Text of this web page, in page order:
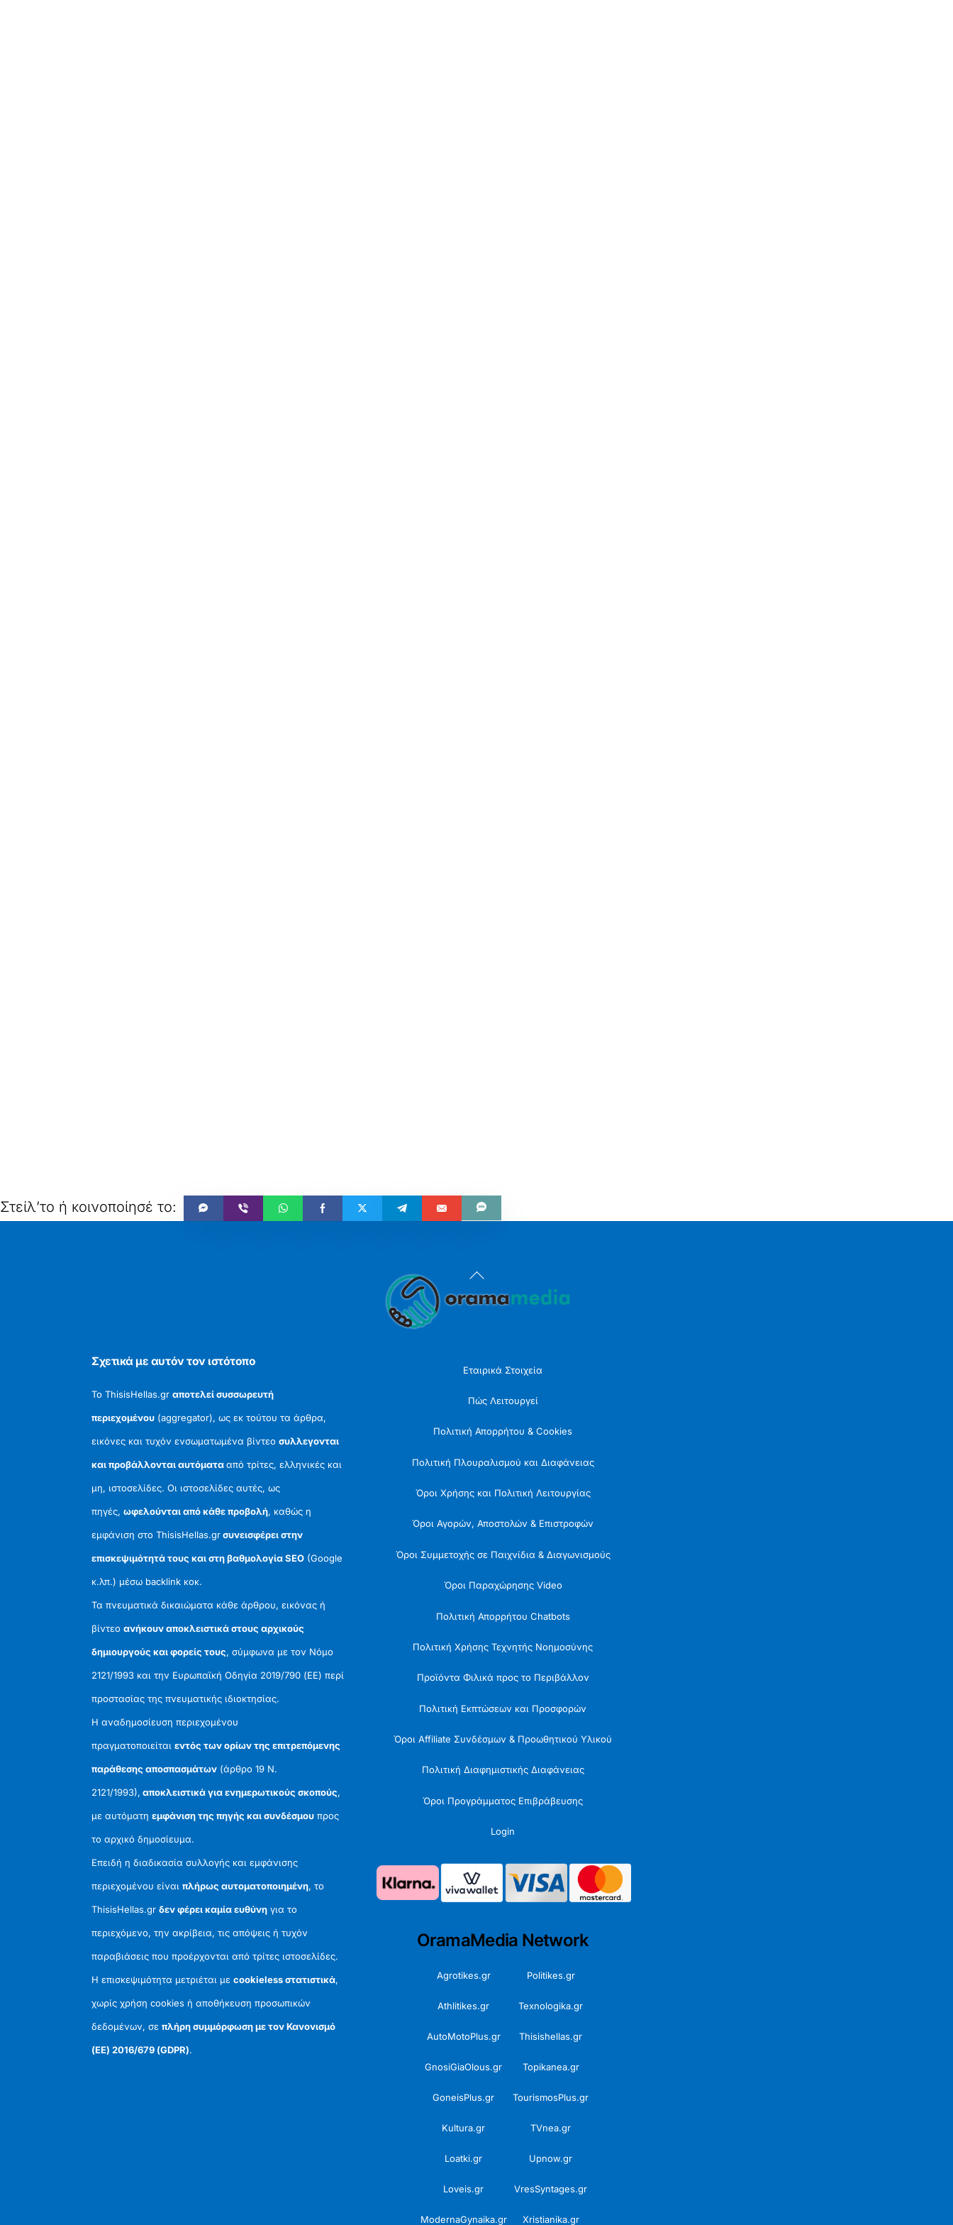
Back
To
Σχετικά με αυτόν τον ιστότοπο
Το ThisisHellas.grαποτελεί συσσωρευτή
περιεχομένου (aggregator), ως εκ τούτου τα άρθρα,
εικόνες και τυχόν ενσωματωμένα βίντεοσυλλεγονται
και προβάλλονται αυτόματααπό τρίτες, ελληνικές και
μη, ιστοσελίδες. Οι ιστοσελίδες αυτές, ως
πηγές,ωφελούνται από κάθε προβολή, καθώς η
εμφάνιση στο ThisisHellas.grσυνεισφέρει στην
επισκεψιμότητά τους και στη βαθμολογία SEO (Google
κ.λπ.) μέσω backlink κοκ.
Τα πνευματικά δικαιώματα κάθε άρθρου, εικόνας ή
βίντεοανήκουν αποκλειστικά στους αρχικούς
δημιουργούς και φορείς τους, σύμφωνα με τον Νόμο
2121/1993 και την Ευρωπαϊκή Οδηγία 2019/790 (ΕΕ) περί
προστασίας της πνευματικής ιδιοκτησίας.
Η αναδημοσίευση περιεχομένου
πραγματοποιείταιεντός των ορίων της επιτρεπόμενης
παράθεσης αποσπασμάτων (άρθρο 19 Ν.
2121/1993), αποκλειστικά για ενημερωτικούς σκοπούς,
με αυτόματηεμφάνιση της πηγής και συνδέσμου προς
το αρχικό δημοσίευμα.
Επειδή η διαδικασία συλλογής και εμφάνισης
περιεχομένου είναιπλήρως αυτοματοποιημένη, το
ThisisHellas.grδεν φέρει καμία ευθύνη για το
περιεχόμενο, την ακρίβεια, τις απόψεις ή τυχόν
παραβιάσεις που προέρχονται από τρίτες ιστοσελίδες.
Η επισκεψιμότητα μετριέται μεcookieless στατιστικά,
χωρίς χρήση cookies ή αποθήκευση προσωπικών
δεδομένων, σεπλήρη συμμόρφωση με τον Κανονισμό
(ΕΕ) 2016/679 (GDPR).
Εταιρικά Στοιχεία
Πώς Λειτουργεί
Πολιτική Απορρήτου & Cookies
Πολιτική Πλουραλισμού και Διαφάνειας
Όροι Χρήσης και Πολιτική Λειτουργίας
Όροι Αγορών, Αποστολών & Επιστροφών
Όροι Συμμετοχής σε Παιχνίδια & Διαγωνισμούς
Όροι Παραχώρησης Video
Πολιτική Απορρήτου Chatbots
Πολιτική Χρήσης Τεχνητής Νοημοσύνης
Προϊόντα Φιλικά προς το Περιβάλλον
Πολιτική Εκπτώσεων και Προσφορών
Όροι Affiliate Συνδέσμων & Προωθητικού Υλικού
Πολιτική Διαφημιστικής Διαφάνειας
Όροι Προγράμματος Επιβράβευσης
Login
OramaMedia Network
Agrotikes.gr Politikes.gr
Athlitikes.gr Texnologika.gr
AutoMotoPlus.gr Thisishellas.gr
GnosiGiaOlous.gr Topikanea.gr
GoneisPlus.gr TourismosPlus.gr
Kultura.gr TVnea.gr
Loatki.gr Upnow.gr
Loveis.gr VresSyntages.gr
ModernaGynaika.gr Xristianika.gr